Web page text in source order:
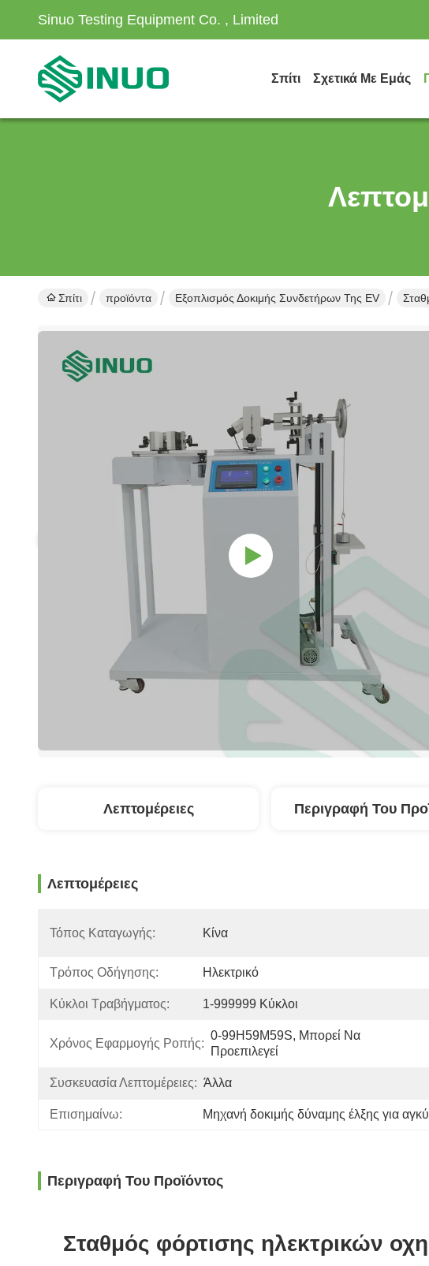
Sinuo Testing Equipment Co. , Limited
Σπίτι Σχετικά Με Εμάς
Σπίτι προϊόντα Εξοπλισμός Δοκιμής Συνδετήρων Της EV
Λεπτομέρειες Περιγραφή Του
Λεπτομέρειες
Τόπος Καταγωγής: Κίνα
Τρόπος Οδήγησης: Ηλεκτρικό
Κύκλοι Τραβήγματος: 1-999999 Κύκλοι
Χρόνος Εφαρμογής Ροπής:
0-99H59M59S, Μπορεί Να
Προεπιλεγεί
Συσκευασία Λεπτομέρειες: Άλλα
Επισημαίνω: Μηχανή δοκιμής δύναμης έλξης για
Περιγραφή Του Προϊόντος
Σταθμός φόρτισης ηλεκτρικών